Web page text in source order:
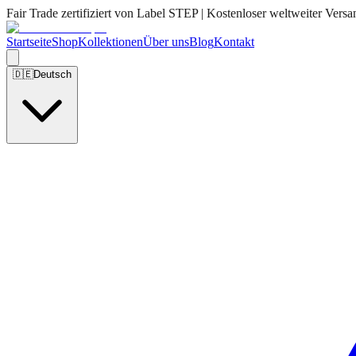
Fair Trade zertifiziert von Label STEP | Kostenloser weltweiter
StartseiteShopKollektionenÜber unsBlogKontakt
🇩🇪Deutsch